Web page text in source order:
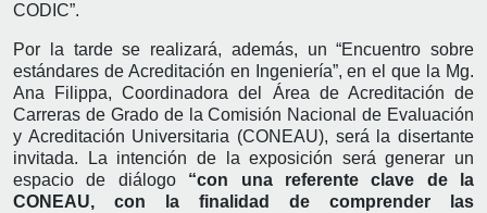
CODIC”.
Por la tarde se realizará, además, un “Encuentro sobre
estándares de Acreditación en Ingeniería”, en el que la Mg.
Ana Filippa, Coordinadora del Área de Acreditación de
Carreras de Grado de la Comisión Nacional de Evaluación
y Acreditación Universitaria (CONEAU), será la disertante
invitada. La intención de la exposición será generar un
espacio de diálogo “con una referente clave de la
CONEAU, con la finalidad de comprender las